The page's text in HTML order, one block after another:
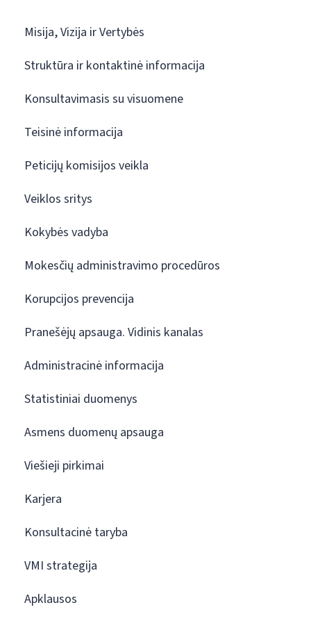
Misija, Vizija ir Vertybės
Struktūra ir kontaktinė informacija
Konsultavimasis su visuomene
Teisinė informacija
Peticijų komisijos veikla
Veiklos sritys
Kokybės vadyba
Mokesčių administravimo procedūros
Korupcijos prevencija
Pranešėjų apsauga. Vidinis kanalas
Administracinė informacija
Statistiniai duomenys
Asmens duomenų apsauga
Viešieji pirkimai
Karjera
Konsultacinė taryba
VMI strategija
Apklausos